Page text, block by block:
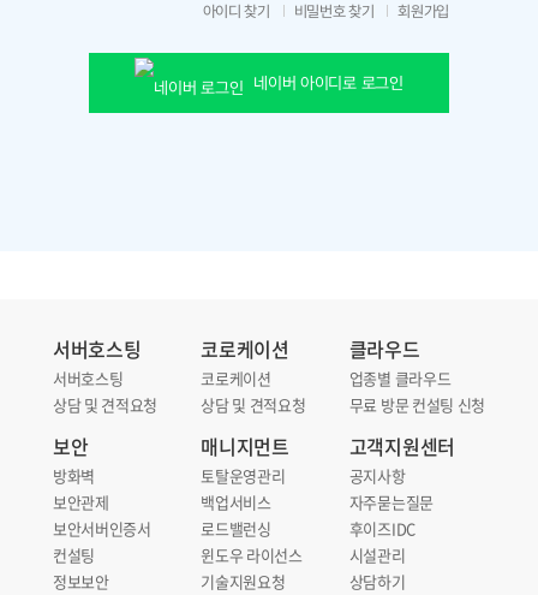
아이디 찾기
비밀번호 찾기 회원가입
네이버 아이디로 로그인
서버호스팅
서버호스팅
상담 및 견적요청
코로케이션
코로케이션
상담 및 견적요청
클라우드
업종별 클라우드
무료 방문 컨설팅 신청
보안
방화벽
보안관제
보안서버인증서
컨설팅
정보보안
매니지먼트
토탈운영관리
백업서비스
로드밸런싱
윈도우 라이선스
기술지원요청
고객지원센터
공지사항
자주묻는질문
후이즈IDC
시설관리
상담하기